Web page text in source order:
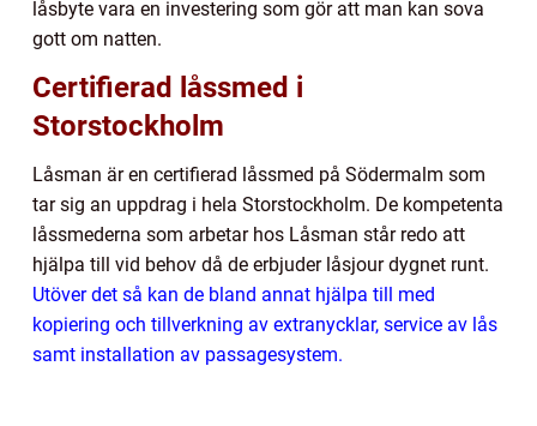
låsbyte vara en investering som gör att man kan sova
gott om natten.
Certifierad låssmed i
Storstockholm
Låsman är en certifierad låssmed på Södermalm som
tar sig an uppdrag i hela Storstockholm. De kompetenta
låssmederna som arbetar hos Låsman står redo att
hjälpa till vid behov då de erbjuder låsjour dygnet runt.
Utöver det så kan de bland annat hjälpa till med
kopiering och tillverkning av extranycklar, service av lås
samt installation av passagesystem.